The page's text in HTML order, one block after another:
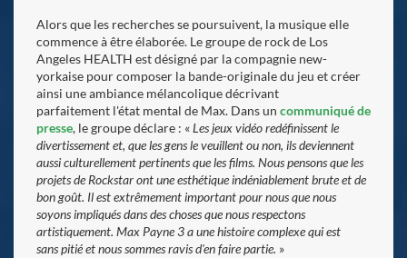
Alors que les recherches se poursuivent, la musique elle
commence à être élaborée. Le groupe de rock de Los
Angeles HEALTH est désigné par la compagnie new-
yorkaise pour composer la bande-originale du jeu et créer
ainsi une ambiance mélancolique décrivant
parfaitement l'état mental de Max. Dans un communiqué de
presse, le groupe déclare : «Les jeux vidéo redéfinissent le
divertissement et, que les gens le veuillent ou non, ils deviennent
aussi culturellement pertinents que les films. Nous pensons que les
projets de Rockstar ont une esthétique indéniablement brute et de
bon goût. Il est extrêmement important pour nous que nous
soyons impliqués dans des choses que nous respectons
artistiquement. Max Payne 3 a une histoire complexe qui est
sans pitié et nous sommes ravis d'en faire partie. »